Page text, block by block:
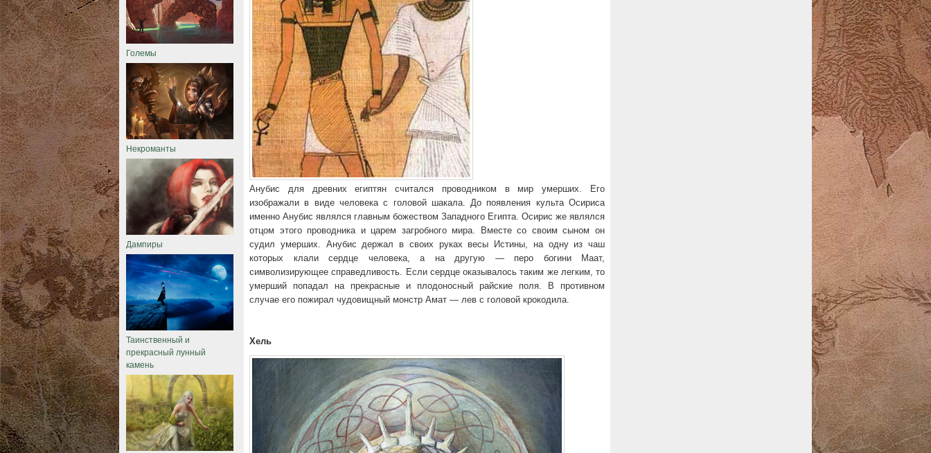
Големы
Некроманты
Дампиры
Таинственный и
прекрасный лунный
камень
Анубис для древних египтян считался проводником в мир умерших. Его
изображали в виде человека с головой шакала. До появления культа Осириса
именно Анубис являлся главным божеством Западного Египта. Осирис же являлся
отцом этого проводника и царем загробного мира. Вместе со своим сыном он
судил умерших. Анубис держал в своих руках весы Истины, на одну из чаш
которых клали сердце человека, а на другую — перо богини Маат,
символизирующее справедливость. Если сердце оказывалось таким же легким, то
умерший попадал на прекрасные и плодоносный райские поля. В противном
случае его пожирал чудовищный монстр Амат — лев с головой крокодила.
Хель